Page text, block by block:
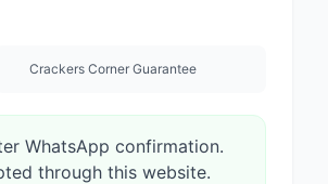
Crackers Corner Guarantee
WhatsApp confirmation.
through this website.